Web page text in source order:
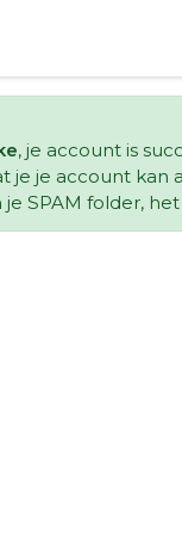
, je account is
je je account kan
SPAM folder,